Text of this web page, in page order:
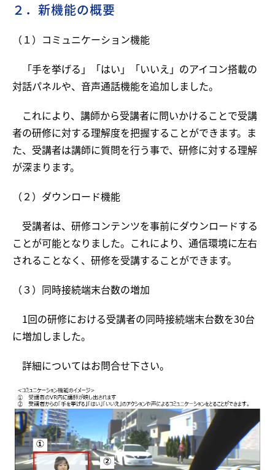
２．新機能の概要
（１）コミュニケーション機能
「手を挙げる」「はい」「いいえ」のアイコン搭載の
対話パネルや、音声通話機能を追加しました。
これにより、講師から受講者に問いかけることで受講
者の研修に対する理解度を把握することができます。ま
た、受講者は講師に質問を行う事で、研修に対する理解
が深まります。
（２）ダウンロード機能
受講者は、研修コンテンツを事前にダウンロードする
ことが可能となりました。これにより、通信環境に左右
されることなく、研修を受講することができます。
（３）同時接続端末台数の増加
1回の研修における受講者の同時接続端末台数を30台
に増加しました。
詳細についてはお問合せ下さい。